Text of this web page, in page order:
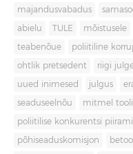
majandusvabadus
abielu TULE mõistusele
teabenõue poliitiline
ohtlik pretsedent riigi
uued inimesed julgus
seaduseelnõu mitmel
poliitilise konkurentsi
põhiseaduskomisjon